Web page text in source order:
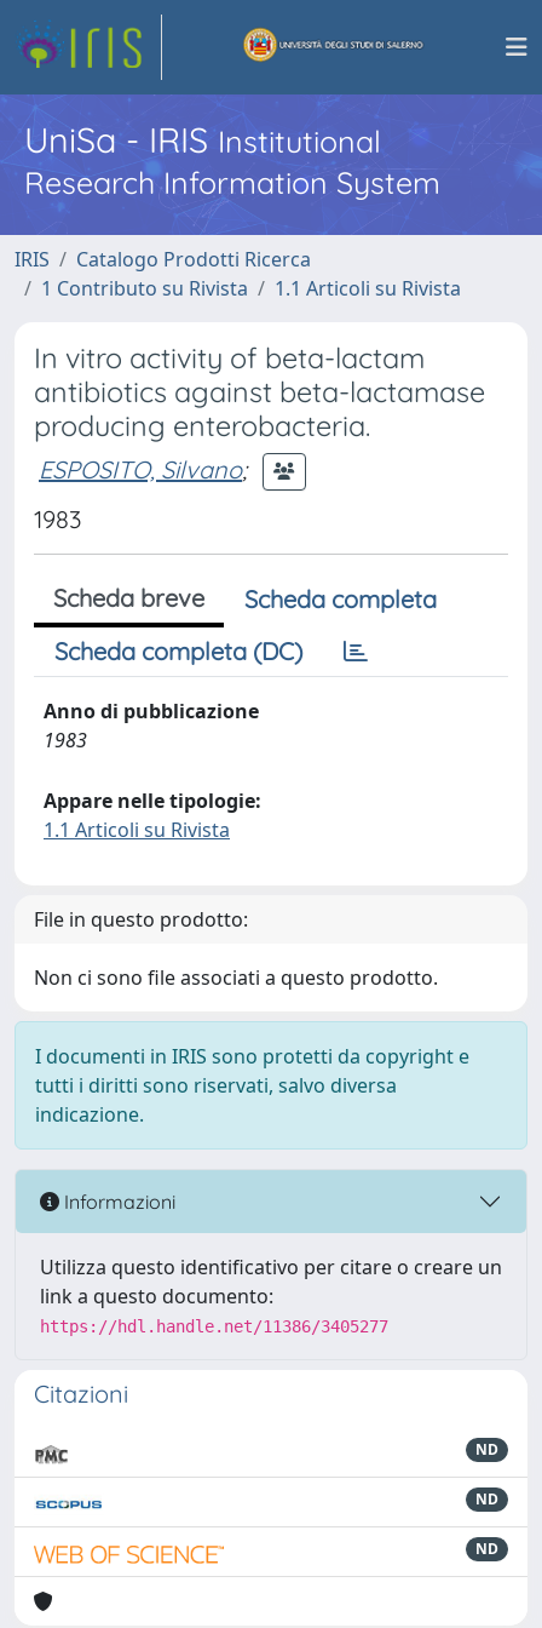
UniSa - IRISInstitutional
Research Information System
IRIS
Catalogo Prodotti Ricerca
1 Contributo su Rivista
1.1 Articoli su Rivista
In vitro activity of beta-lactam
antibiotics against beta-lactamase
producing enterobacteria.
ESPOSITO, Silvano;
1983
Scheda breve
Scheda completa
Scheda completa (DC)
Anno di pubblicazione
1983
Appare nelle tipologie:
1.1 Articoli su Rivista
File in questo prodotto:
Non ci sono file associati a questo prodotto.
I documenti in IRIS sono protetti da copyright e
tutti i diritti sono riservati, salvo diversa
indicazione.
Informazioni
Utilizza questo identificativo per citare o creare un
link a questo documento:
https://hdl.handle.net/11386/3405277
Citazioni
ND
ND
ND